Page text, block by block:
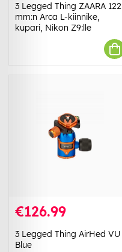
3 Legged Thing ZAARA 122
mm:n Arca L-kiinnike,
kupari, Nikon Z9:lle
€126.99
3 Legged Thing AirHed VU
Blue